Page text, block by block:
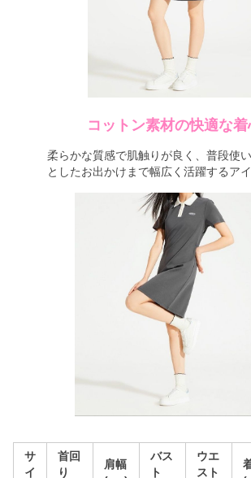
コットン素材の快適な
柔らかな質感で肌触りが良く、普段使
としたお出かけまで幅広く活躍するア
サ
イ
首回
り
肩幅
バス
ト
ウエ
スト